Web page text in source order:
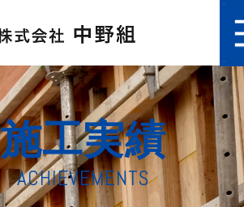
施工実績
ACHIEVEMENTS